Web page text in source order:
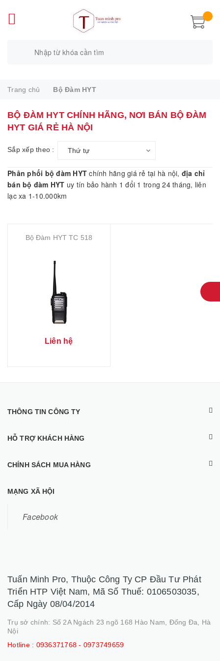
Trang chủ Bộ Đàm HYT
BỘ ĐÀM HYT CHÍNH HÃNG, NƠI BÁN BỘ ĐÀM
HYT GIÁ RẺ HÀ NỘI
Sắp xếp theo : Thứ tự
Phân phối bộ đàm HYT chính hãng giá rẻ tại hà nội, địa chỉ
bán bộ đàm HYT uy tín bảo hành 1 đổi 1 trong 24 tháng, liên
lạc xa 1-10.000km
Bộ Đàm HYT TC 518
Liên hệ
THÔNG TIN CÔNG TY
HỖ TRỢ KHÁCH HÀNG
CHÍNH SÁCH MUA HÀNG
MẠNG XÃ HỘI
Facebook
Tuấn Minh Pro, Thuộc Công Ty CP Đầu Tư Phát
Triển HTP Việt Nam, Mã Số Thuế: 0106503035,
Cấp Ngày 08/04/2014
Trụ sở chính: Số 2A Ngách 23 ngõ 168 Hào Nam, Đống Đa, Hà
Nội
Hotline : 0936371768 - 0973749659